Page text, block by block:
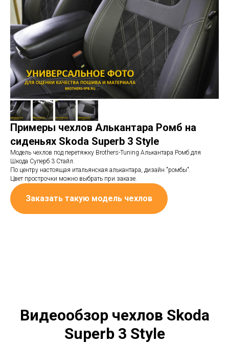
Примеры чехлов Алькантара Ромб на
сиденьях Skoda Superb 3 Style
Модель чехлов под перетяжку Brothers-Tuning Алькантара Ромб для
Шкода Суперб 3 Стайл.
По центру настоящая итальянская алькантара, дизайн "ромбы".
Цвет прострочки можно выбрать при заказе.
Заказать такую модель чехлов
Видеообзор чехлов Skoda
Superb 3 Style